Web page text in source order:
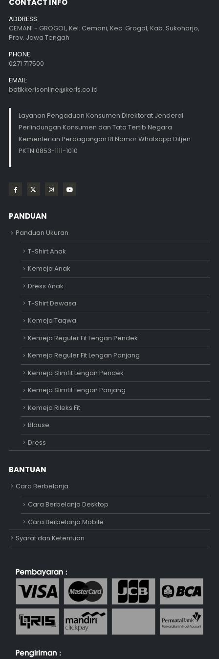
ADDRESS:
CEMANI - GROGOL, Kel. Cemani, Kec. Grogol, Kab. Sukoharjo,
Prov. Jawa Tengah
PHONE:
0271 717500
EMAIL:
batikkerisonline@keris.co.id
Layanan Pengaduan Konsumen Direktorat Jenderal
Perlindungan Konsumen dan Tata Tertib Negara
Kementerian Perdagangan RI Nomor Whatsapp Ditjen
PKTN 0853-1111-1010
PANDUAN
Panduan Ukuran
T-Shirt Anak
Kemeja Anak
Dress Anak
T-Shirt Dewasa
Kemeja Taqwa
Kemeja Reguler Fit Lengan Pendek
Kemeja Reguler Fit Lengan Panjang
Kemeja Slimfit Lengan Pendek
Kemeja Slimfit Lengan Panjang
Kemeja Rileks Fit
Blouse
Dress
BANTUAN
Cara Berbelanja
Cara Berbelanja Desktop
Cara Berbelanja Mobile
Syarat dan Ketentuan